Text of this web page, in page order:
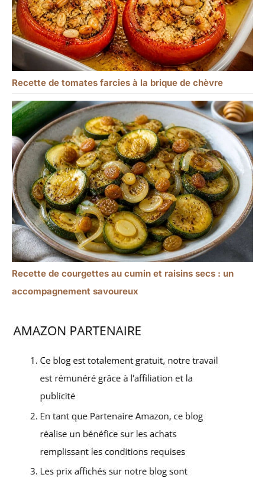
Recette de tomates farcies à la brique de chèvre
Recette de courgettes au cumin et raisins secs : un
accompagnement savoureux